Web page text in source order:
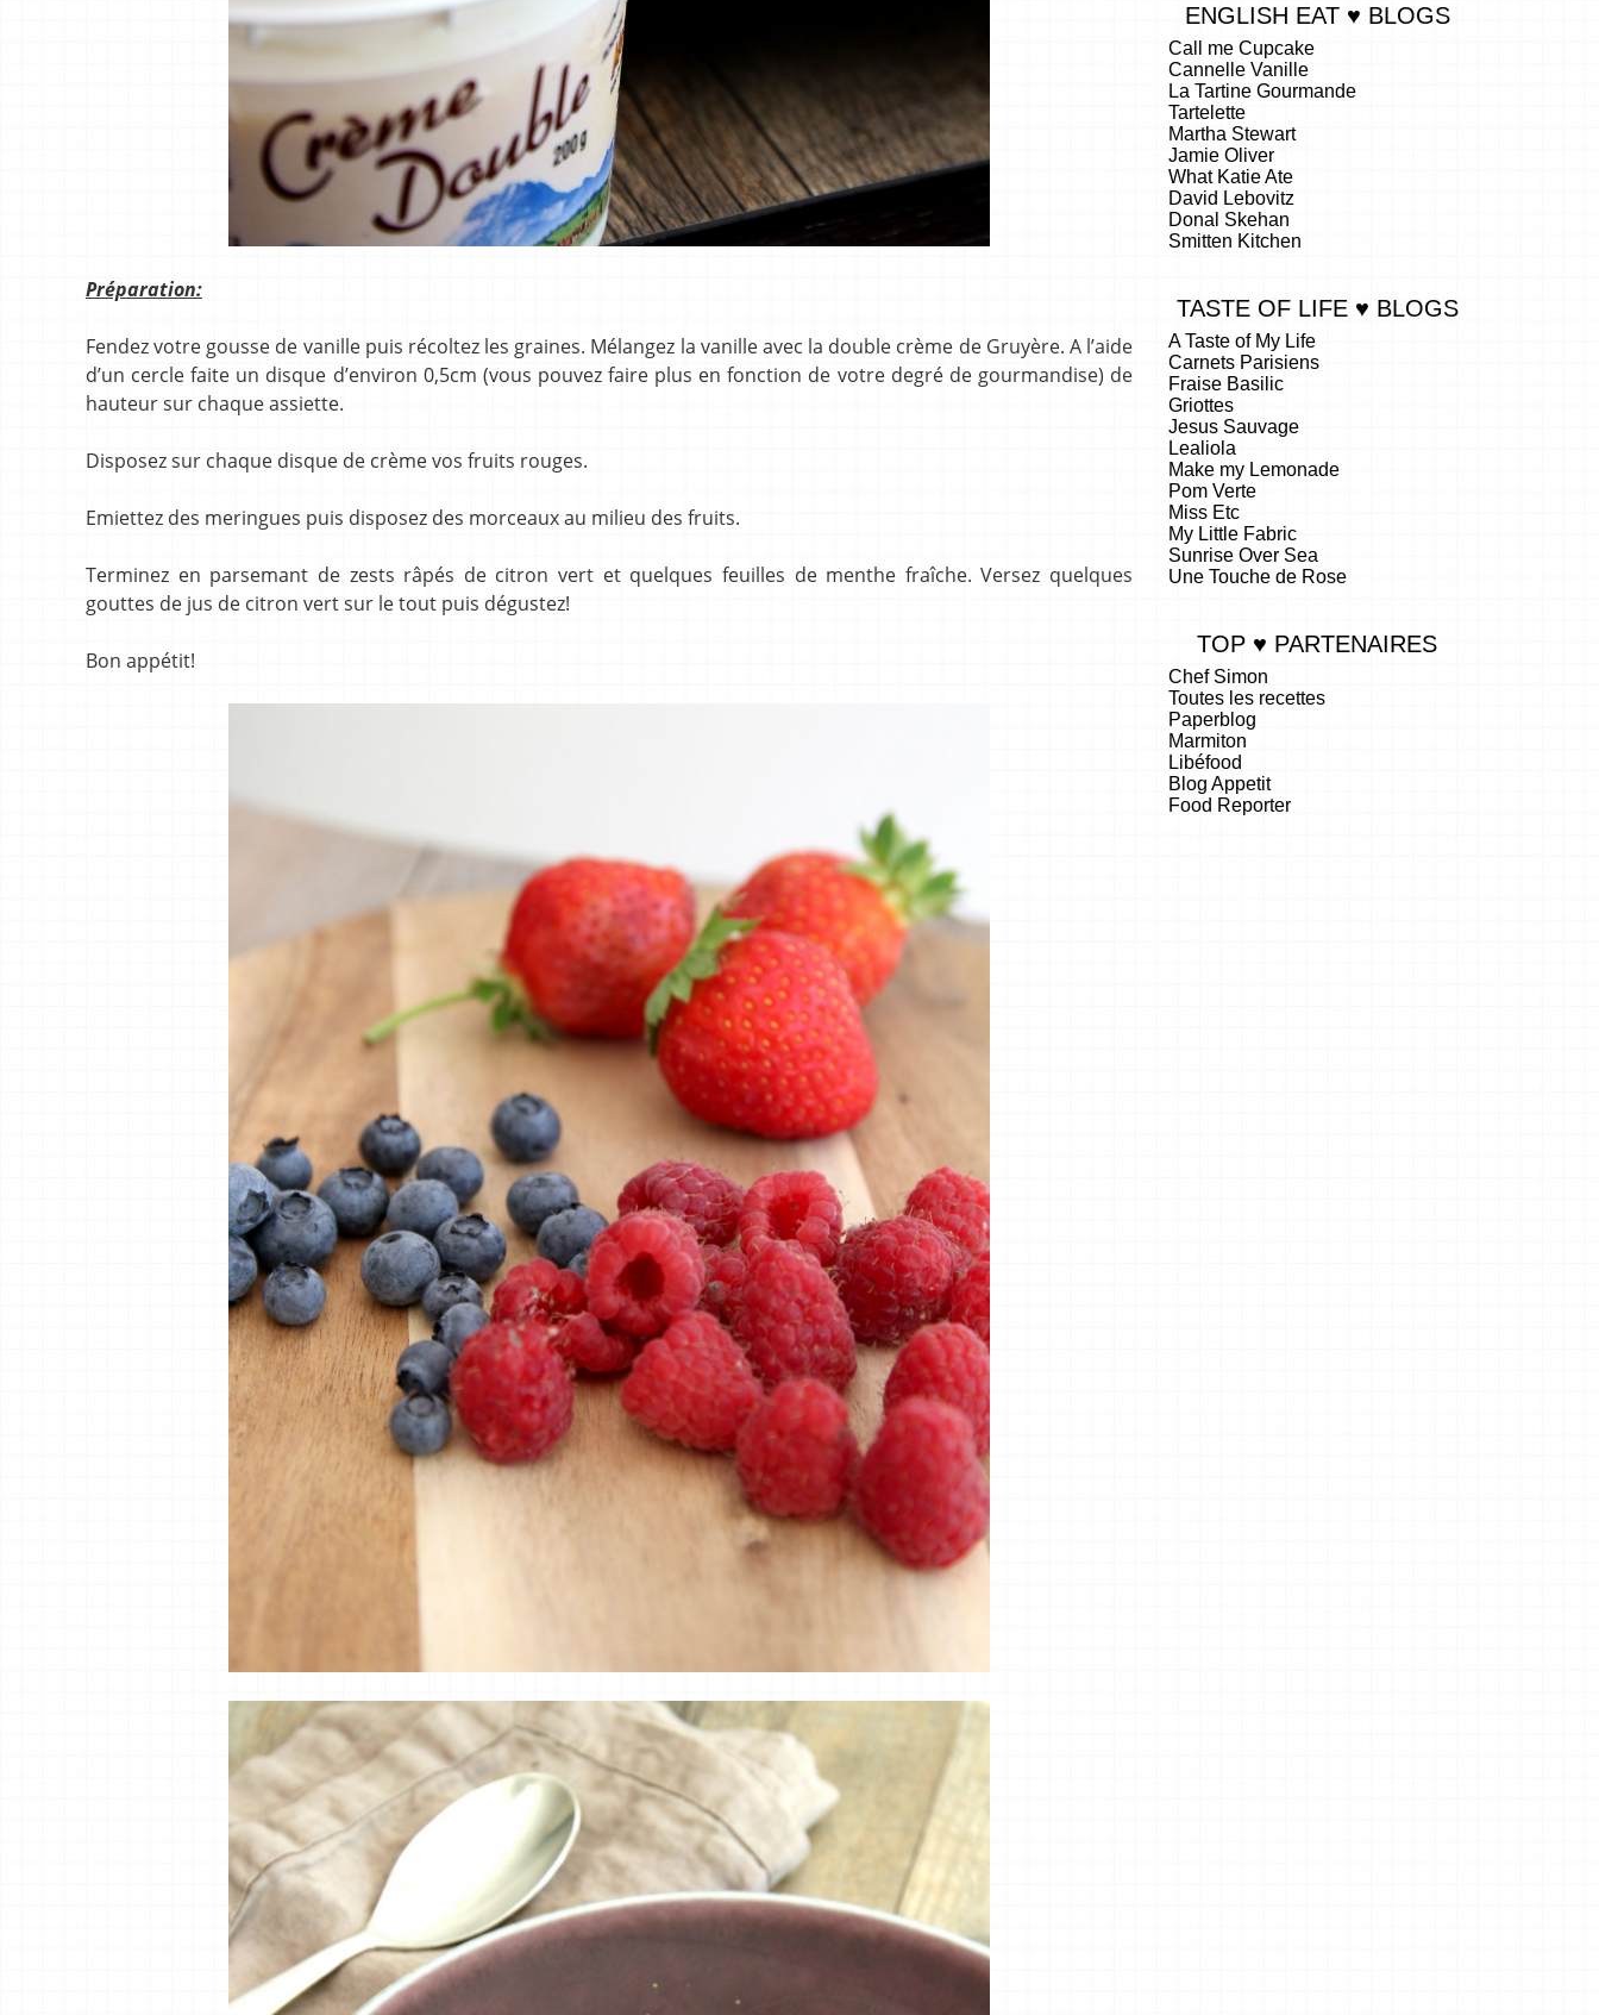
Préparation:
Fendez votre gousse de vanille puis récoltez les graines. Mélangez la vanille avec la double crème de Gruyère. A l’aide
d’un cercle faite un disque d’environ 0,5cm (vous pouvez faire plus en fonction de votre degré de gourmandise) de
hauteur sur chaque assiette.
Disposez sur chaque disque de crème vos fruits rouges.
Emiettez des meringues puis disposez des morceaux au milieu des fruits.
Terminez en parsemant de zests râpés de citron vert et quelques feuilles de menthe fraîche. Versez quelques
gouttes de jus de citron vert sur le tout puis dégustez!
Bon appétit!
ENGLISH EAT ♥ BLOGS
Call me Cupcake
Cannelle Vanille
La Tartine Gourmande
Tartelette
Martha Stewart
Jamie Oliver
What Katie Ate
David Lebovitz
Donal Skehan
Smitten Kitchen
TASTE OF LIFE ♥ BLOGS
A Taste of My Life
Carnets Parisiens
Fraise Basilic
Griottes
Jesus Sauvage
Lealiola
Make my Lemonade
Pom Verte
Miss Etc
My Little Fabric
Sunrise Over Sea
Une Touche de Rose
TOP ♥ PARTENAIRES
Chef Simon
Toutes les recettes
Paperblog
Marmiton
Libéfood
Blog Appetit
Food Reporter